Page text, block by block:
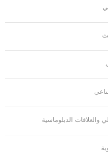
والعلاقات الدبلوماسية